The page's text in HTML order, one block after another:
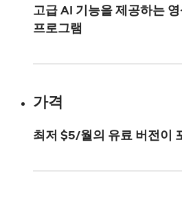
고급 AI 기능을 제공하는
프로그램
가격
최저 $5/월의 유료 버전이